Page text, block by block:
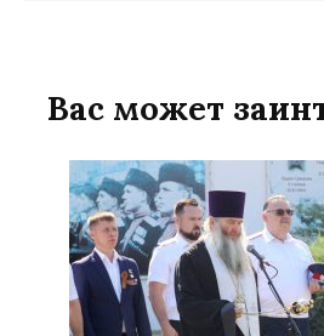
Вас может